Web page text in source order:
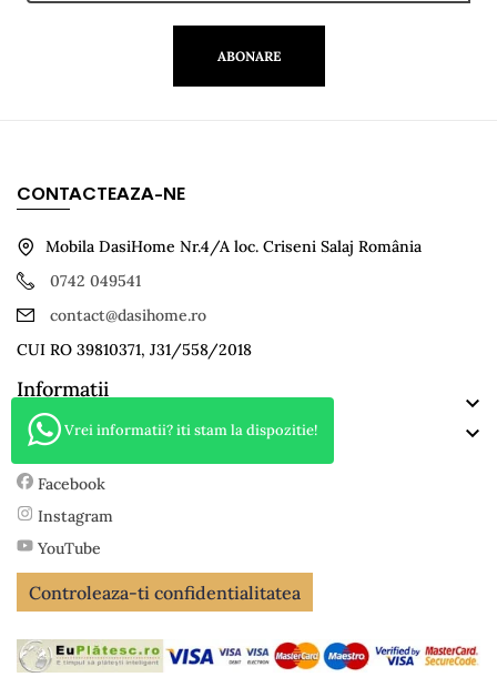
ABONARE
CONTACTEAZA-NE
Mobila DasiHome Nr.4/A loc. Criseni Salaj România
0742 049541
contact@dasihome.ro
CUI RO 39810371, J31/558/2018
Informatii

Categorii

TikTok
Facebook
Instagram
YouTube
Controleaza-ti confidentialitatea
Vrei informatii? iti stam la dispozitie!